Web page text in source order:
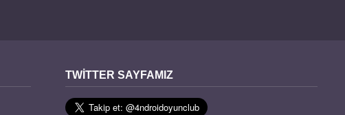
TWITTER SAYFAMIZ